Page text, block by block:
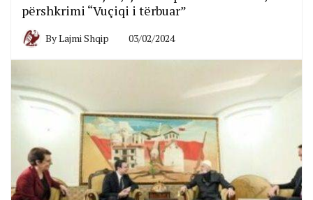
përshkrimi “Vuçiqi i tërbuar”
ByLajmi Shqip 03/02/2024